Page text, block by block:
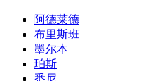
阿德莱德
布里斯班
墨尔本
珀斯
悉尼